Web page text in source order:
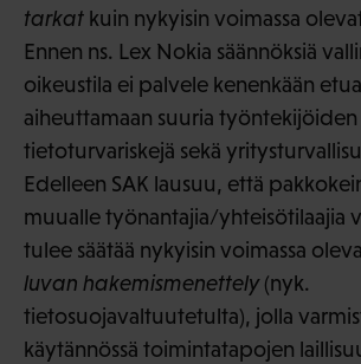
tarkat kuin nykyisin voimassa
Ennen ns. Lex Nokia säännöksiä
oikeustila ei palvele kenenkään
aiheuttamaan suuria työntekijöiden
tietoturvariskejä sekä
Edelleen SAK lausuu, että
muualle työnantajia/yhteisötilaajia
tulee säätää nykyisin voimassa
luvan hakemismenettely(nyk.
tietosuojavaltuutetulta), jolla
käytännössä toimintatapojen